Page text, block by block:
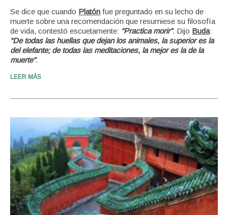
Se dice que cuando Platón fue preguntado en su lecho de
muerte sobre una recomendación que resumiese su filosofía
de vida, contestó escuetamente: “Practica morir”. Dijo Buda:
“De todas las huellas que dejan los animales, la superior es la
del elefante; de todas las meditaciones, la mejor es la de la
muerte”.
LEER MÁS